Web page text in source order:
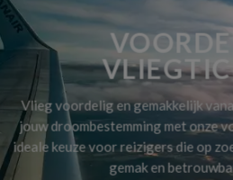
Vlieg voordelig en gemakkelijk
jouw droombestemming met onze
ideale keuze voor reizigers die op
gemak en